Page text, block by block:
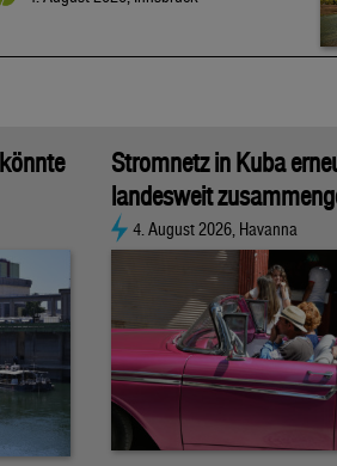
Stromnetz in Kuba
landesweit
4. August 2026, Havanna